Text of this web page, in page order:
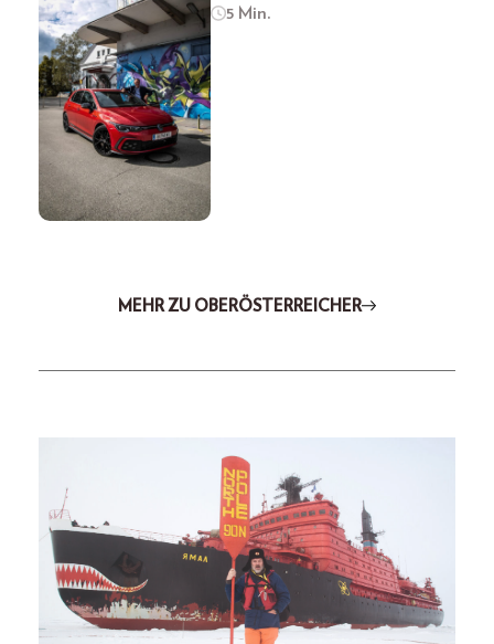
5 Min.
MEHR ZU OBERÖSTERREICHER